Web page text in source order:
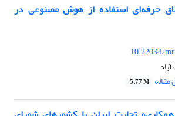
حرفه‌ای استفاده از هوش مصنوعی در
10.22034/
5.77 M